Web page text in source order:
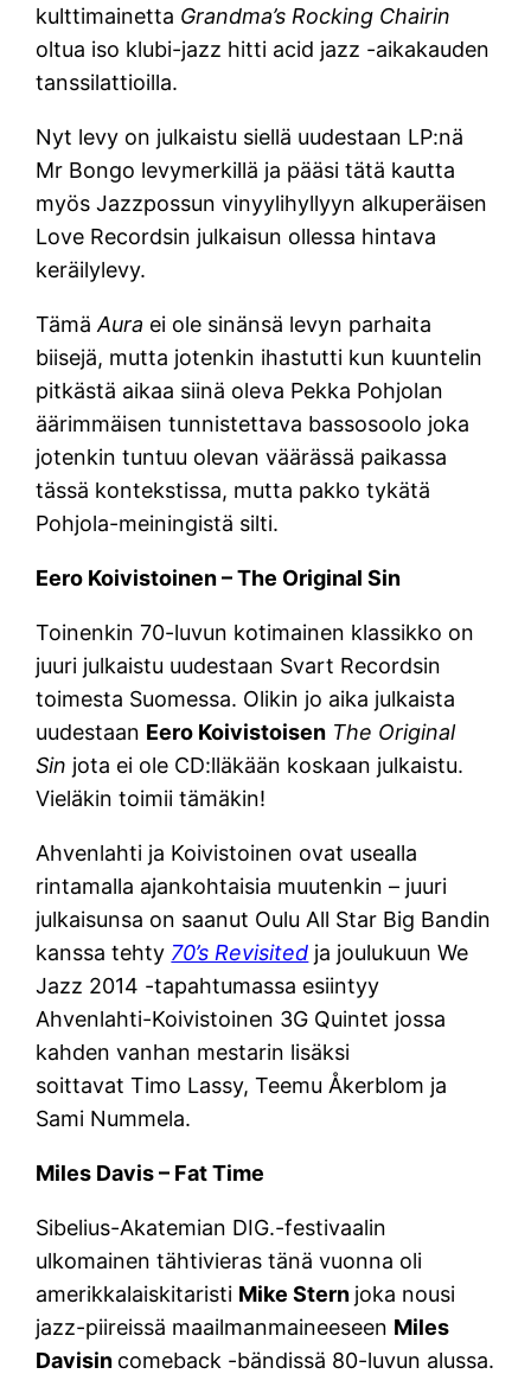
kulttimainetta Grandma’s Rocking Chairin
oltua iso klubi-jazz hitti acid jazz -aikakauden
tanssilattioilla.
Nyt levy on julkaistu siellä uudestaan LP:nä
Mr Bongo levymerkillä ja pääsi tätä kautta
myös Jazzpossun vinyylihyllyyn alkuperäisen
Love Recordsin julkaisun ollessa hintava
keräilylevy.
TämäAura ei ole sinänsä levyn parhaita
biisejä, mutta jotenkin ihastutti kun kuuntelin
pitkästä aikaa siinä oleva Pekka Pohjolan
äärimmäisen tunnistettava bassosoolo joka
jotenkin tuntuu olevan väärässä paikassa
tässä kontekstissa, mutta pakko tykätä
Pohjola-meiningistä silti.
Eero Koivistoinen – The Original Sin
Toinenkin 70-luvun kotimainen klassikko on
juuri julkaistu uudestaan Svart Recordsin
toimesta Suomessa. Olikin jo aika julkaista
uudestaan Eero Koivistoisen The Original
Sin jota ei ole CD:lläkään koskaan julkaistu.
Vieläkin toimii tämäkin!
Ahvenlahti ja Koivistoinen ovat usealla
rintamalla ajankohtaisia muutenkin – juuri
julkaisunsa on saanut Oulu All Star Big Bandin
kanssa tehty 70’s Revisited ja joulukuun We
Jazz 2014 -tapahtumassa esiintyy
Ahvenlahti-Koivistoinen 3G Quintet jossa
kahden vanhan mestarin lisäksi
soittavat Timo Lassy, Teemu Åkerblom ja
Sami Nummela.
Miles Davis – Fat Time
Sibelius-Akatemian DIG.-festivaalin
ulkomainen tähtivieras tänä vuonna oli
amerikkalaiskitaristi Mike Stern joka nousi
jazz-piireissä maailmanmaineeseen Miles
Davisin comeback -bändissä 80-luvun alussa.